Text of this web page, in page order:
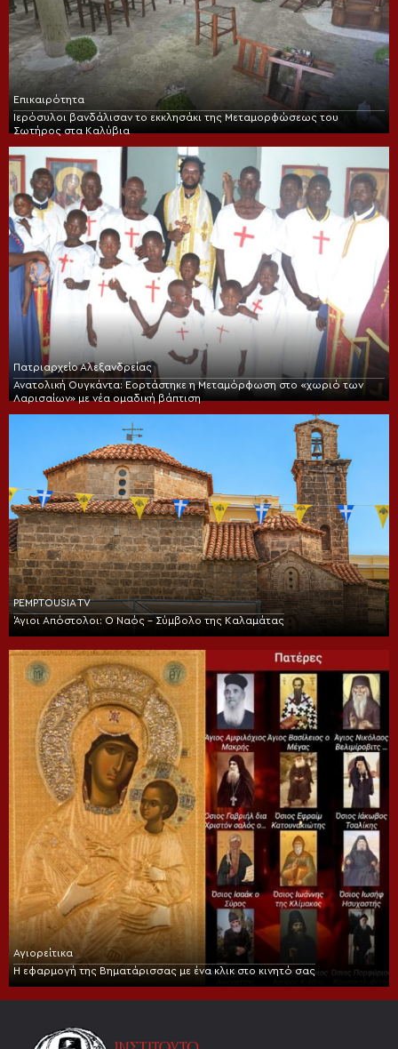
Επικαιρότητα
Ιερόσυλοι βανδάλισαν το εκκλησάκι της Μεταμορφώσεως του
Σωτήρος στα Καλύβια
Πατριαρχείο Αλεξανδρείας
Ανατολική Ουγκάντα: Εορτάστηκε η Μεταμόρφωση στο «χωριό των
Λαρισαίων» με νέα ομαδική βάπτιση
PEMPTOUSIA TV
Άγιοι Απόστολοι: Ο Ναός – Σύμβολο της Καλαμάτας
Αγιορείτικα
Η εφαρμογή της Βηματάρισσας με ένα κλικ στο κινητό σας